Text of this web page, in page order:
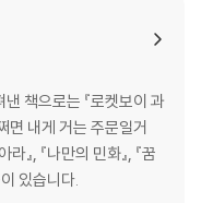
책으로는 『로켓보이 과
면 내게 거는 주문일거
』, 『나만의 민화』, 『꿈
있습니다.